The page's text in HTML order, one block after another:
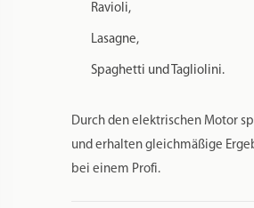
Ravioli,
Lasagne,
Spaghetti und Tagliolini.
Durch den elektrischen Motor
und erhalten gleichmäßige
bei einem Profi.